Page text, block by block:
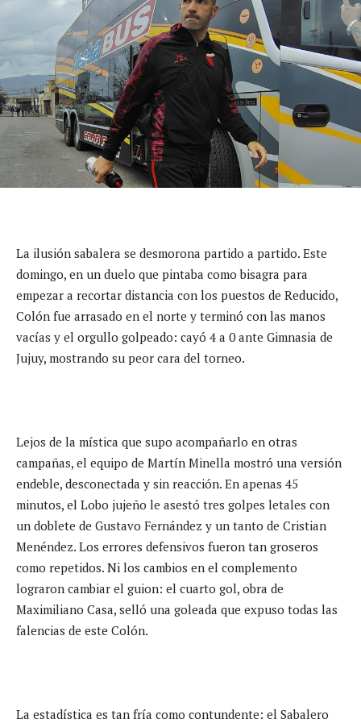
La ilusión sabalera se desmorona partido a partido. Este
domingo, en un duelo que pintaba como bisagra para
empezar a recortar distancia con los puestos de Reducido,
Colón fue arrasado en el norte y terminó con las manos
vacías y el orgullo golpeado: cayó 4 a 0 ante Gimnasia de
Jujuy, mostrando su peor cara del torneo.
Lejos de la mística que supo acompañarlo en otras
campañas, el equipo de Martín Minella mostró una versión
endeble, desconectada y sin reacción. En apenas 45
minutos, el Lobo jujeño le asestó tres golpes letales con
un doblete de Gustavo Fernández y un tanto de Cristian
Menéndez. Los errores defensivos fueron tan groseros
como repetidos. Ni los cambios en el complemento
lograron cambiar el guion: el cuarto gol, obra de
Maximiliano Casa, selló una goleada que expuso todas las
falencias de este Colón.
La estadística es tan fría como contundente: el Sabalero